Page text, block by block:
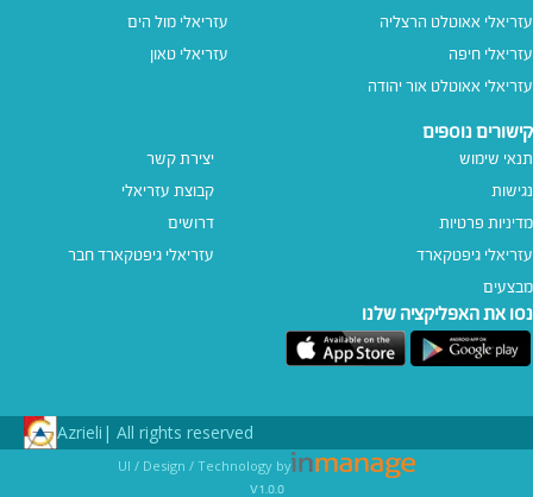
עזריאלי אאוטלט הרצליה
עזריאלי חיפה
עזריאלי אאוטלט אור יהודה
עזריאלי מול הים
עזריאלי טאון
קישורים נוספים
תנאי שימוש
נגישות
מדיניות פרטיות
עזריאלי גיפטקארד
מבצעים
יצירת קשר
קבוצת עזריאלי
דרושים
עזריאלי גיפטקארד חבר‎
נסו את האפליקציה שלנו
All rights reserved |
Azrieli
UI / Design / Technology by
v1.0.0